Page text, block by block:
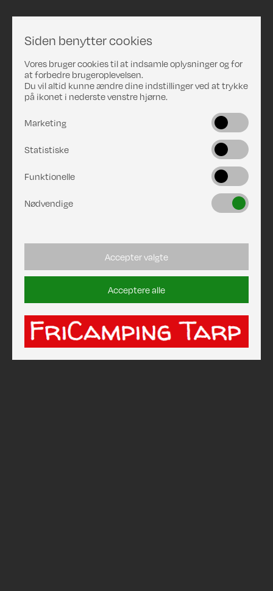
Siden benytter cookies
Vores bruger cookies til at indsamle oplysninger og for
at forbedre brugeroplevelsen.
Du vil altid kunne ændre dine indstillinger ved at trykke
på ikonet i nederste venstre hjørne.
Marketing
Statistiske
Funktionelle
Nødvendige
Accepter valgte
Acceptere alle